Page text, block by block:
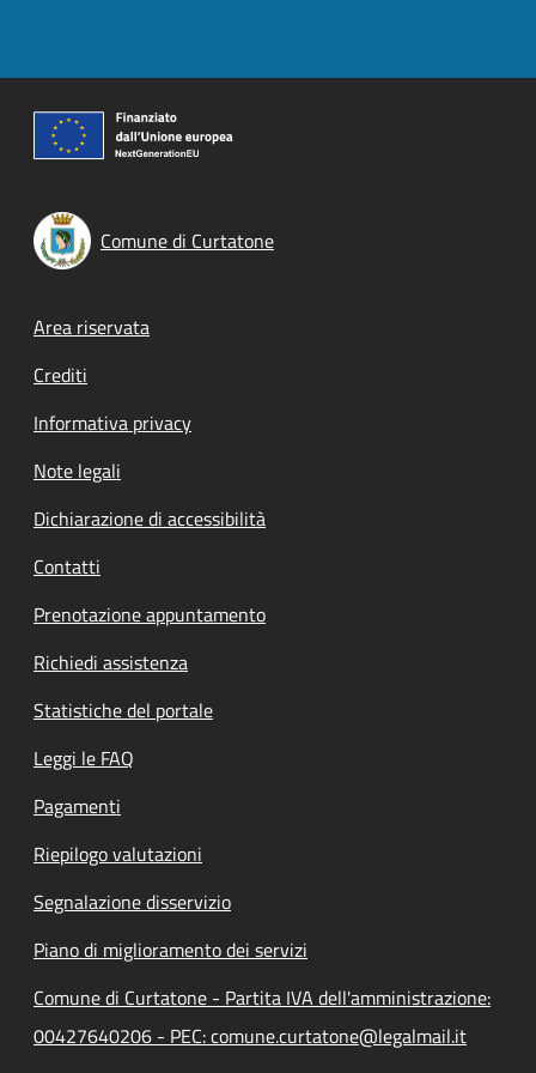
Comune di Curtatone
Footer menu
Area riservata
Crediti
Informativa privacy
Note legali
Dichiarazione di accessibilità
Contatti
Prenotazione appuntamento
Richiedi assistenza
Statistiche del portale
Leggi le FAQ
Pagamenti
Riepilogo valutazioni
Segnalazione disservizio
Piano di miglioramento dei servizi
Comune di Curtatone - Partita IVA dell'amministrazione:
00427640206 - PEC: comune.curtatone@legalmail.it